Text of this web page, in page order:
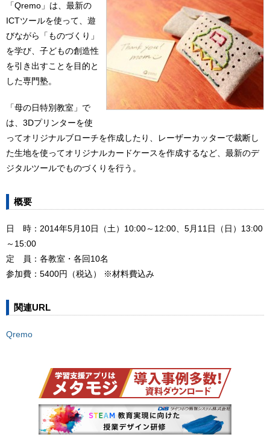
「Qremo」は、最新の
ICTツールを使って、遊
びながら「ものづくり」
を学び、子どもの創造性
を引き出すことを目的と
した専門塾。
「母の日特別教室」で
は、3Dプリンターを使
ってオリジナルブローチを作成したり、レーザーカッターで裁断し
た生地を使ってオリジナルカードケースを作成するなど、最新のデ
ジタルツールでものづくりを行う。
概要
日 時：2014年5月10日（土）10:00～12:00、5月11日（日）13:00
～15:00
定 員：各教室・各回10名
参加費：5400円（税込） ※材料費込み
関連URL
Qremo